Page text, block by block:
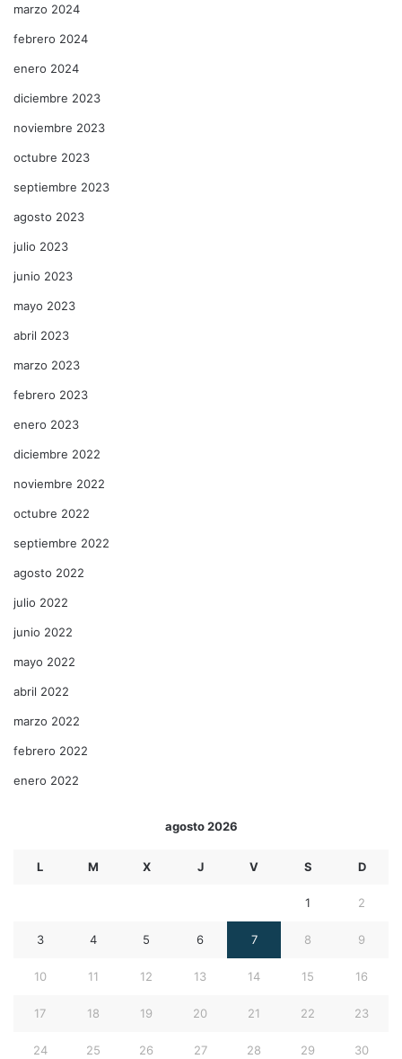
marzo 2024
febrero 2024
enero 2024
diciembre 2023
noviembre 2023
octubre 2023
septiembre 2023
agosto 2023
julio 2023
junio 2023
mayo 2023
abril 2023
marzo 2023
febrero 2023
enero 2023
diciembre 2022
noviembre 2022
octubre 2022
septiembre 2022
agosto 2022
julio 2022
junio 2022
mayo 2022
abril 2022
marzo 2022
febrero 2022
enero 2022
agosto 2026
L M X J V S D
1 2
3 4 5 6 7 8 9
10 11 12 13 14 15 16
17 18 19 20 21 22 23
24 25 26 27 28 29 30